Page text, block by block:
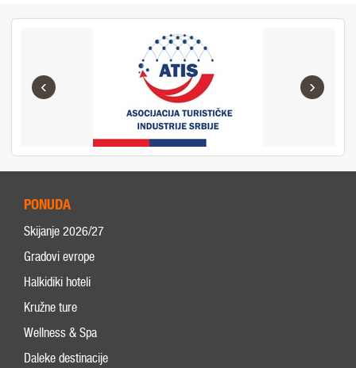
‹ ›
PONUDA
Skijanje 2026/27
Gradovi evrope
Halkidiki hoteli
Kružne ture
Wellness & Spa
Daleke destinacije